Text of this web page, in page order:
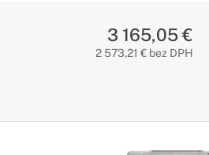
3 165,05 €
2 573,21 € bez DPH